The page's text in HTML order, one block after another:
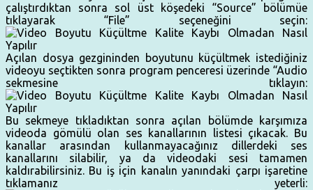
çalıştırdıktan sonra sol üst köşedeki “Source” bölümüe
tıklayarak “File” seçeneğini seçin:
Açılan dosya gezgininden boyutunu küçültmek istediğiniz
videoyu seçtikten sonra program penceresi üzerinde “Audio
sekmesine tıklayın:
Bu sekmeye tıkladıktan sonra açılan bölümde karşımıza
videoda gömülü olan ses kanallarının listesi çıkacak. Bu
kanallar arasından kullanmayacağınız dillerdeki ses
kanallarını silabilir, ya da videodaki sesi tamamen
kaldırabilirsiniz. Bu iş için kanalın yanındaki çarpı işaretine
tıklamanız yeterli: